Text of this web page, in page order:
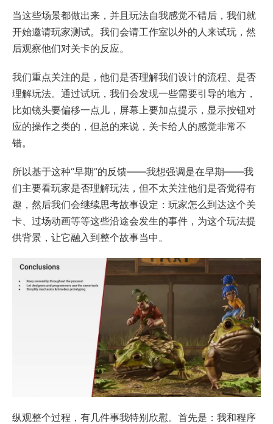
当这些场景都做出来，并且玩法自我感觉不错后，我们就
开始邀请玩家测试。我们会请工作室以外的人来试玩，然
后观察他们对关卡的反应。
我们重点关注的是，他们是否理解我们设计的流程、是否
理解玩法。通过试玩，我们会发现一些需要引导的地方，
比如镜头要偏移一点儿，屏幕上要加点提示，显示按钮对
应的操作之类的，但总的来说，关卡给人的感觉非常不
错。
所以基于这种“早期”的反馈——我想强调是在早期——我
们主要看玩家是否理解玩法，但不太关注他们是否觉得有
趣，然后我们会继续思考故事设定：玩家怎么到达这个关
卡、过场动画等等这些沿途会发生的事件，为这个玩法提
供背景，让它融入到整个故事当中。
纵观整个过程，有几件事我特别欣慰。首先是：我和程序